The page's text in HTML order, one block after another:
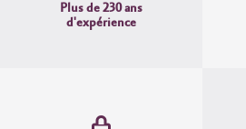
Plus de 230 ans
d'expérience